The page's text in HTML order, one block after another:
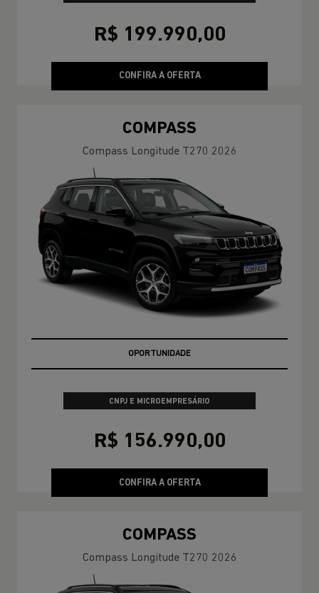
R$ 199.990,00
CONFIRA A OFERTA
COMPASS
Compass Longitude T270 2026
MELHOR PREÇO NO RIO DE JANEIRO
CNPJ E MICROEMPRESÁRIO
R$ 156.990,00
CONFIRA A OFERTA
COMPASS
Compass Longitude T270 2026